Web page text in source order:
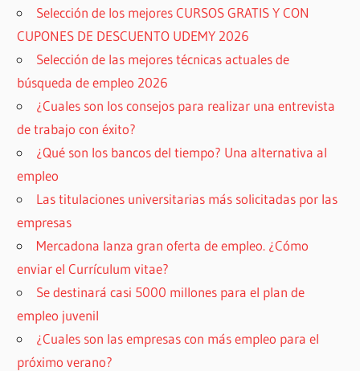
Selección de los mejores CURSOS GRATIS Y CON
CUPONES DE DESCUENTO UDEMY 2026
Selección de las mejores técnicas actuales de
búsqueda de empleo 2026
¿Cuales son los consejos para realizar una entrevista
de trabajo con éxito?
¿Qué son los bancos del tiempo? Una alternativa al
empleo
Las titulaciones universitarias más solicitadas por las
empresas
Mercadona lanza gran oferta de empleo. ¿Cómo
enviar el Currículum vitae?
Se destinará casi 5000 millones para el plan de
empleo juvenil
¿Cuales son las empresas con más empleo para el
próximo verano?